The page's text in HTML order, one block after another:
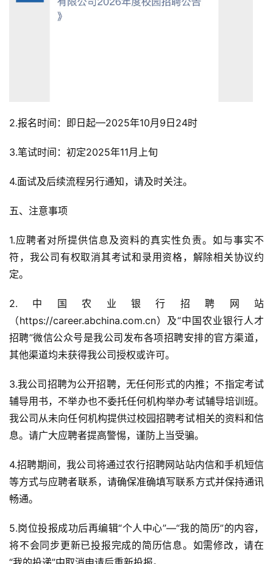
2.报名时间：即日起—2025年10月9日24时
3.笔试时间：初定2025年11月上旬
4.面试及后续流程另行通知，请及时关注。
五、注意事项
1.应聘者对所提供信息及资料的真实性负责。如与事实不
符，我公司有权取消其考试和录用资格，解除相关协议约
定。
2.中国农业银行招聘网站
（https://career.abchina.com.cn）及“中国农业银行人才
招聘”微信公众号是我公司发布各项招聘安排的官方渠道，
其他渠道均未获得我公司授权或许可。
3.我公司招聘为公开招聘，无任何形式的内推；不指定考试
辅导用书，不举办也不委托任何机构举办考试辅导培训班。
我公司从未向任何机构提供过校园招聘考试相关的资料和信
息。请广大应聘者提高警惕，谨防上当受骗。
4.招聘期间，我公司将通过农行招聘网站站内信和手机短信
等方式与应聘者联系，请确保准确填写联系方式并保持通讯
畅通。
5.岗位投报成功后再编辑“个人中心”—“我的简历”的内容，
将不会同步更新已投报完成的简历信息。如需修改，请在